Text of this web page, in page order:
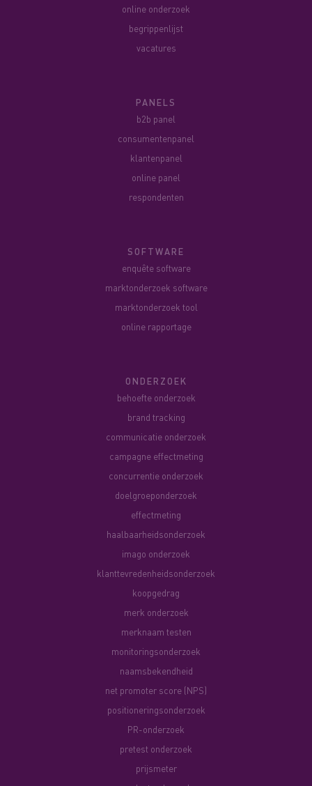
online onderzoek
begrippenlijst
vacatures
PANELS
b2b panel
consumentenpanel
klantenpanel
online panel
respondenten
SOFTWARE
enquête software
marktonderzoek software
marktonderzoek tool
online rapportage
ONDERZOEK
behoefte onderzoek
brand tracking
communicatie onderzoek
campagne effectmeting
concurrentie onderzoek
doelgroeponderzoek
effectmeting
haalbaarheidsonderzoek
imago onderzoek
klanttevredenheidsonderzoek
koopgedrag
merk onderzoek
merknaam testen
monitoringsonderzoek
naamsbekendheid
net promoter score (NPS)
positioneringsonderzoek
PR-onderzoek
pretest onderzoek
prijsmeter